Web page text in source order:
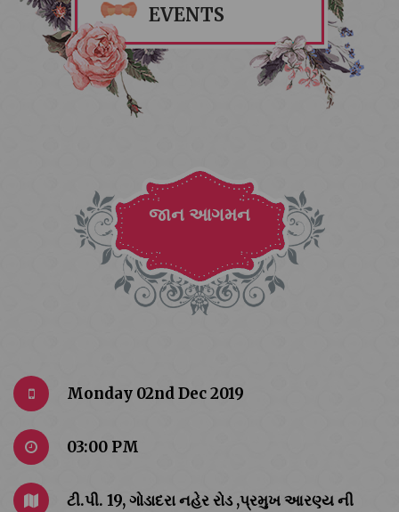
EVENTS
જાન આગમન
Monday 02nd Dec 2019
03:00 PM
ટી.પી. 19, ગોડાદરા નહેર રોડ ,પ્રમુખ આરણ્ય ની